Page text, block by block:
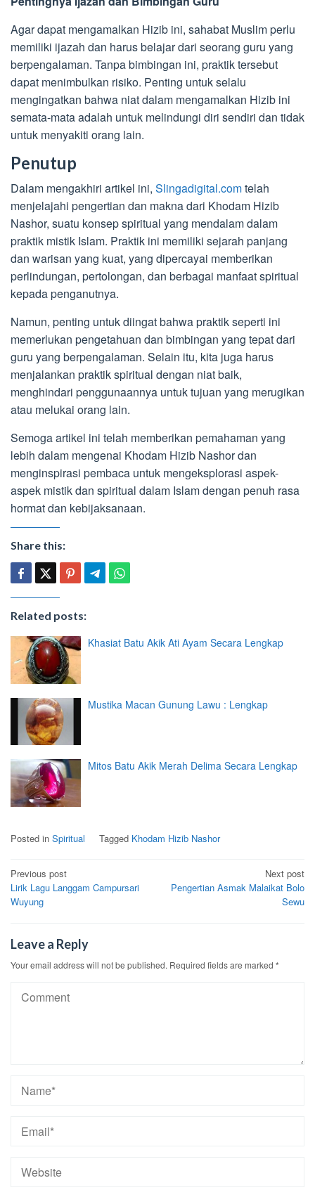
Agar dapat mengamalkan Hizib ini, sahabat Muslim perlu
memiliki ijazah dan harus belajar dari seorang guru yang
berpengalaman. Tanpa bimbingan ini, praktik tersebut
dapat menimbulkan risiko. Penting untuk selalu
mengingatkan bahwa niat dalam mengamalkan Hizib ini
semata-mata adalah untuk melindungi diri sendiri dan tidak
untuk menyakiti orang lain.
Penutup
Dalam mengakhiri artikel ini, Slingadigital.comtelah
menjelajahi pengertian dan makna dari Khodam Hizib
Nashor, suatu konsep spiritual yang mendalam dalam
praktik mistik Islam. Praktik ini memiliki sejarah panjang
dan warisan yang kuat, yang dipercayai memberikan
perlindungan, pertolongan, dan berbagai manfaat spiritual
kepada penganutnya.
Namun, penting untuk diingat bahwa praktik seperti ini
memerlukan pengetahuan dan bimbingan yang tepat dari
guru yang berpengalaman. Selain itu, kita juga harus
menjalankan praktik spiritual dengan niat baik,
menghindari penggunaannya untuk tujuan yang merugikan
atau melukai orang lain.
Semoga artikel ini telah memberikan pemahaman yang
lebih dalam mengenai Khodam Hizib Nashor dan
menginspirasi pembaca untuk mengeksplorasi aspek-
aspek mistik dan spiritual dalam Islam dengan penuh rasa
hormat dan kebijaksanaan.
Share this:
Related posts:
Khasiat Batu Akik Ati Ayam Secara Lengkap
Mustika Macan Gunung Lawu : Lengkap
Mitos Batu Akik Merah Delima Secara Lengkap
Posted in Spiritual Tagged Khodam Hizib Nashor
Post
navigation
Previous post
Lirik Lagu Langgam Campursari
Wuyung
Next post
Pengertian Asmak Malaikat Bolo
Sewu
Leave a Reply
Your email address will not be published. Required fields are marked *